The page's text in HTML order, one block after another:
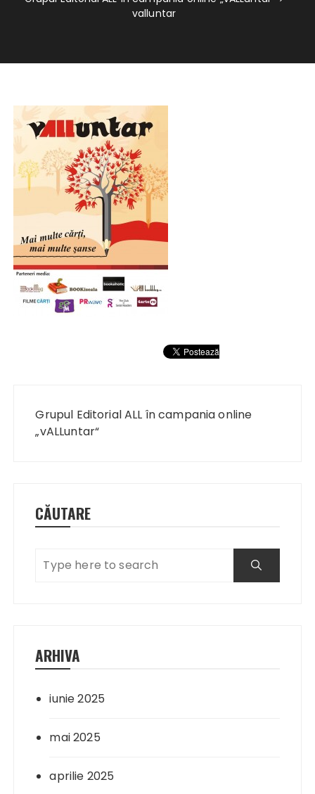
valluntar
articole
Grupul Editorial ALL în campania online
„vALLuntar“
CĂUTARE
ARHIVA
iunie 2025
mai 2025
aprilie 2025